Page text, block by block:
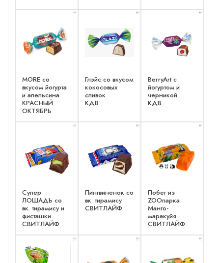
x 2
MORE со
вкусом йогурта
и апельсина
КРАСНЫЙ
ОКТЯБРЬ
x 2
Глэйс со вкусом
кокосовых
сливок
КДВ
x 2
BerryArt c
йогуртом и
черникой
КДВ
Супер
ЛОШАДЬ со
вк. тирамису и
фисташки
СВИТЛАЙФ
Пингвиненок со
вк. тирамису
СВИТЛАЙФ
Побег из
ZOOпарка
Манго-
маракуйя
СВИТЛАЙФ